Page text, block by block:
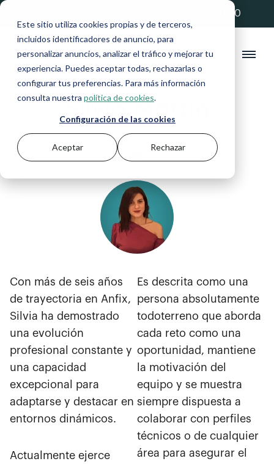
Este sitio utiliza cookies propias y de terceros,
incluidos identificadores de anuncio, para
personalizar anuncios, analizar el tráfico y mejorar tu
experiencia. Puedes aceptar todas, rechazarlas o
configurar tus preferencias. Para más información
consulta nuestra política de cookies.
Configuración de las cookies
Aceptar Rechazar
💚 20% de descuento con el código ANFIX20
Silvia Martín
Con más de seis años
de trayectoria en Anfix,
Silvia ha demostrado
una evolución
profesional constante y
una capacidad
excepcional para
adaptarse y destacar en
entornos dinámicos.
Actualmente ejerce
Es descrita como una
persona absolutamente
todoterreno que aborda
cada reto como una
oportunidad, mantiene
la motivación del
equipo y se muestra
siempre dispuesta a
colaborar con perfiles
técnicos o de cualquier
área para asegurar el